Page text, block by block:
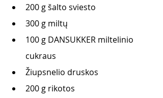
200 g šalto sviesto
300 g miltų
100 g DANSUKKER miltelinio
cukraus
Žiupsnelio druskos
200 g rikotos